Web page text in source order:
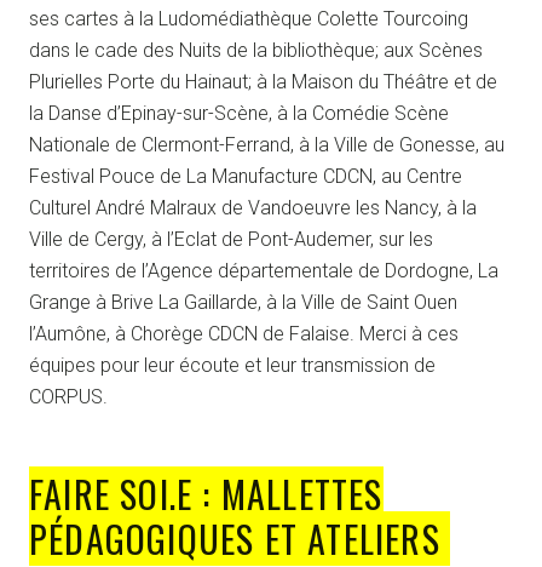
ses cartes à la Ludomédiathèque Colette Tourcoing
dans le cade des Nuits de la bibliothèque; aux Scènes
Plurielles Porte du Hainaut; à la Maison du Théâtre et de
la Danse d’Epinay-sur-Scène, à la Comédie Scène
Nationale de Clermont-Ferrand, à la Ville de Gonesse, au
Festival Pouce de La Manufacture CDCN, au Centre
Culturel André Malraux de Vandoeuvre les Nancy, à la
Ville de Cergy, à l’Eclat de Pont-Audemer, sur les
territoires de l’Agence départementale de Dordogne, La
Grange à Brive La Gaillarde, à la Ville de Saint Ouen
l’Aumône, à Chorège CDCN de Falaise. Merci à ces
équipes pour leur écoute et leur transmission de
CORPUS.
FAIRE SOI.E : MALLETTES
PÉDAGOGIQUES ET ATELIERS